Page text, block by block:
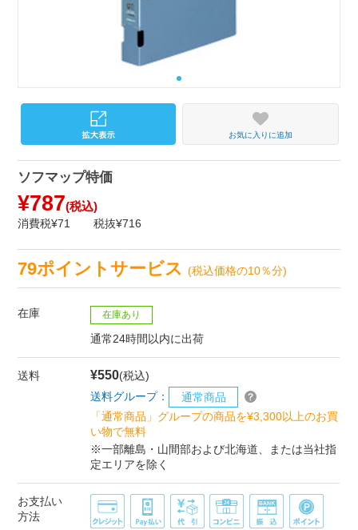
お気に入りに追加
ソフマップ特価
¥787(税込)
消費税¥71 税抜¥716
79ポイントサービス(税込価格の10％分)
在庫 在庫あり
通常24時間以内に出荷
送料 ¥550(税込)
送料グループ：
通常商品
「通常商品」グループの商品を¥3,300以上のお買
い物で無料
※一部離島・山間部および北海道、または当社指
定エリアを除く
お支払い
方法